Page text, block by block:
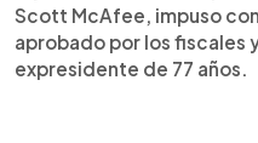
Scott McAfee, impuso
aprobado por los fiscales
expresidente de 77 años.